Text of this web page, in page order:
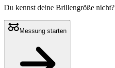
Du kennst deine Brillengröße nicht?
Messung starten